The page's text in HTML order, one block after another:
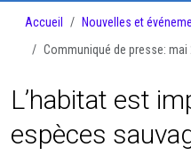
Accueil
Nouvelles et
Communiqué de presse: mai
L’habitat est
espèces